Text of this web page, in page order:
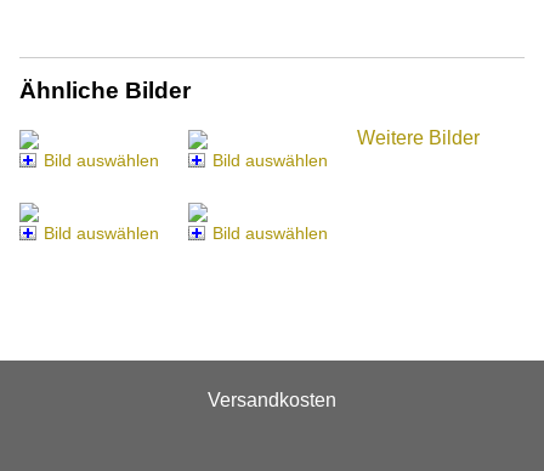
Ähnliche Bilder
Bild auswählen Bild auswählen
Bild auswählen Bild auswählen
Weitere Bilder
Versandkosten